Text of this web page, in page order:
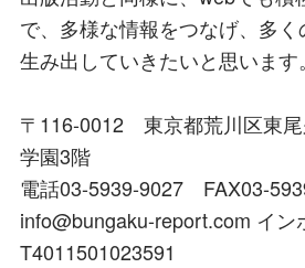
で、多様な情報をつなげ、多
生み出していきたいと思います。
〒116-0012 東京都荒川区東
学園3階
電話03-5939-9027 FAX03-
info@bungaku-report.com イン
T4011501023591